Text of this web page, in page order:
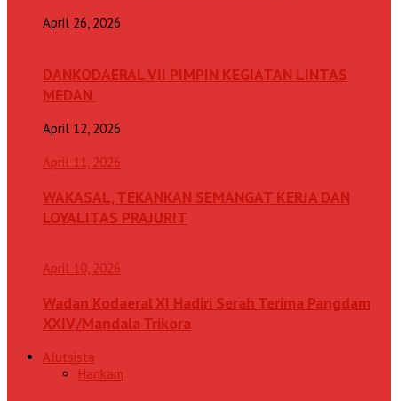
April 26, 2026
DANKODAERAL VII PIMPIN KEGIATAN LINTAS
MEDAN
April 12, 2026
April 11, 2026
WAKASAL, TEKANKAN SEMANGAT KERJA DAN
LOYALITAS PRAJURIT
April 10, 2026
Wadan Kodaeral XI Hadiri Serah Terima Pangdam
XXIV/Mandala Trikora
Alutsista
Hankam